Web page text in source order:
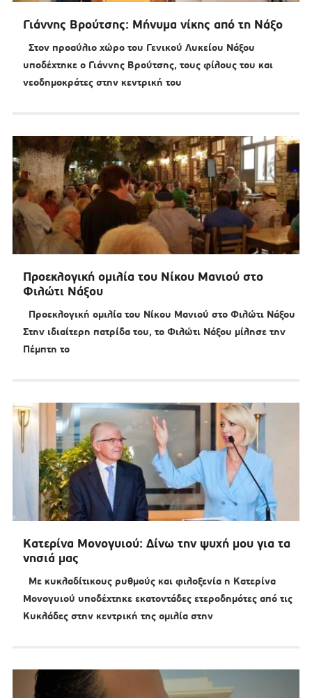
Γιάννης Βρούτσης: Μήνυμα νίκης από τη Νάξο
Στον προαύλιο χώρο του Γενικού Λυκείου Νάξου
υποδέχτηκε ο Γιάννης Βρούτσης, τους φίλους του και
νεοδημοκράτες στην κεντρική του
Προεκλογική ομιλία του Νίκου Μανιού στο
Φιλώτι Νάξου
Προεκλογική ομιλία του Νίκου Μανιού στο Φιλώτι Νάξου
Στην ιδιαίτερη πατρίδα του, το Φιλώτι Νάξου μίλησε την
Πέμπτη το
Κατερίνα Μονογυιού: Δίνω την ψυχή μου για τα
νησιά μας
Με κυκλαδίτικους ρυθμούς και φιλοξενία η Κατερίνα
Μονογυιού υποδέχτηκε εκατοντάδες ετεροδημότες από τις
Κυκλάδες στην κεντρική της ομιλία στην